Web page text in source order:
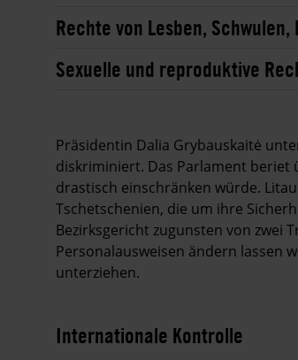
Rechte von Lesben,
Sexuelle und reproduktive
Präsidentin Dalia Grybauskaitė
diskriminiert. Das Parlament beriet
drastisch einschränken würde.
Tschetschenien, die um ihre
Bezirksgericht zugunsten von zwei
Personalausweisen ändern lassen
unterziehen.
Internationale Kontrolle